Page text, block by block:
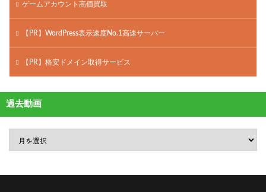
ゲームアカウント高価買取
【PR】WordPress表示速度No.1高速サーバー
【PR】格安ドメイン取得サービス
過去動画